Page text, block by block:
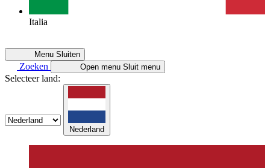
Italia
Menu Sluiten
Zoeken Open menu Sluit menu
Selecteer land:
Nederland